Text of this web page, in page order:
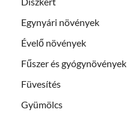
Egynyári növények
Évelő növények
Fűszer és gyógynövények
Füvesítés
Gyümölcs